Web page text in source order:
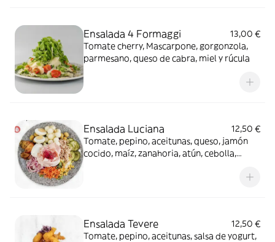
Ensalada 4 Formaggi
13,00 €
Tomate cherry, Mascarpone, gorgonzola,
parmesano, queso de cabra, miel y rúcula
Ensalada Luciana
12,50 €
Tomate, pepino, aceitunas, queso, jamón
cocido, maíz, zanahoria, atún, cebolla,
Ensalada Tevere
12,50 €
Tomate, pepino, aceitunas, salsa de yogurt,